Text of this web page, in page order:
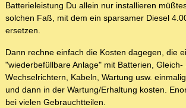
Batterieleistung Du allein nur installieren
solchen Faß, mit dem ein sparsamer Diesel
ersetzen.
Dann rechne einfach die Kosten dagegen, die
"wiederbefüllbare Anlage" mit Batterien, Gleich-
Wechselrichtern, Kabeln, Wartung usw.
und dann in der Wartung/Erhaltung kosten.
bei vielen Gebrauchtteilen.